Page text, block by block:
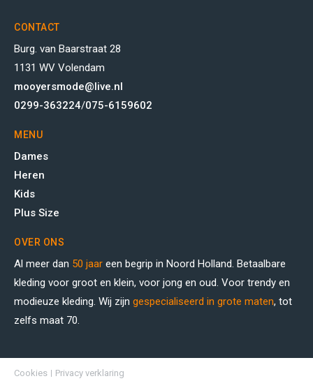
CONTACT
Burg. van Baarstraat 28
1131 WV Volendam
mooyersmode@live.nl
0299-363224/075-6159602
MENU
Dames
Heren
Kids
Plus Size
OVER ONS
Al meer dan 50 jaar een begrip in Noord Holland. Betaalbare
kleding voor groot en klein, voor jong en oud. Voor trendy en
modieuze kleding. Wij zijn gespecialiseerd in grote maten, tot
zelfs maat 70.
Cookies Privacy verklaring